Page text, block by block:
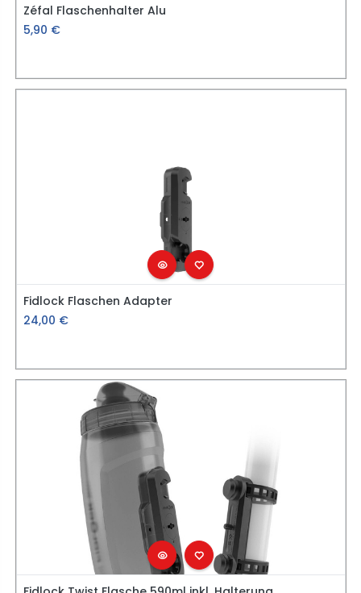
Zéfal Flaschenhalter Alu
5,90 €
Fidlock Flaschen Adapter
24,00 €